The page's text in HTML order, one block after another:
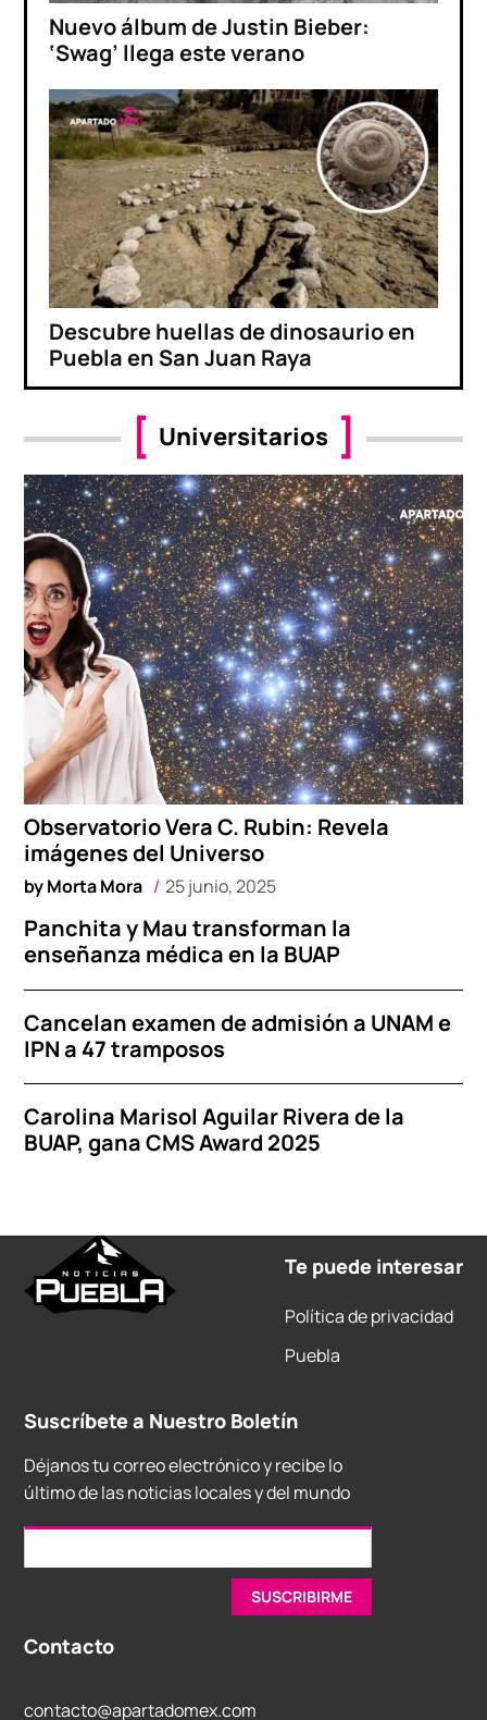
Nuevo álbum de Justin Bieber:
‘Swag’ llega este verano
Descubre huellas de dinosaurio en
Puebla en San Juan Raya
Universitarios
Observatorio Vera C. Rubin: Revela
imágenes del Universo
byMorta Mora 25 junio, 2025
Panchita y Mau transforman la
enseñanza médica en la BUAP
Cancelan examen de admisión a UNAM e
IPN a 47 tramposos
Carolina Marisol Aguilar Rivera de la
BUAP, gana CMS Award 2025
Te puede interesar
Política de privacidad
Puebla
Suscríbete a Nuestro Boletín
Déjanos tu correo electrónico y recibe lo
último de las noticias locales y del mundo
Contacto
contacto@apartadomex.com